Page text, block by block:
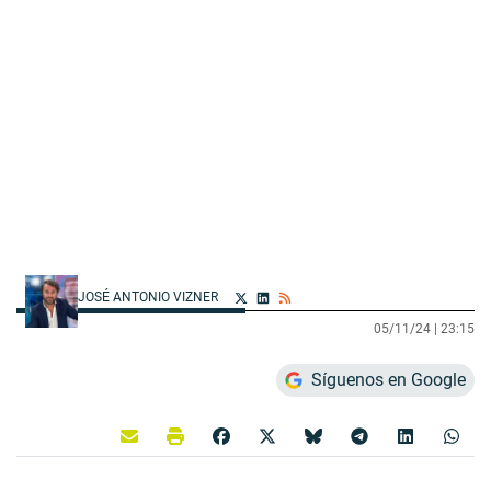
JOSÉ ANTONIO VIZNER
05/11/24 | 23:15
Síguenos en Google